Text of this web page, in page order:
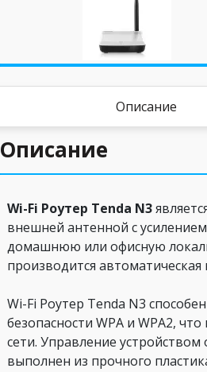
Описание
Описание
Wi-Fi Роутер Tenda N3
внешней антенной с
домашнюю или офисную
производится
Wi-Fi Роутер Tenda N3
безопасности WPA и WPA2,
сети. Управление
выполнен из прочного